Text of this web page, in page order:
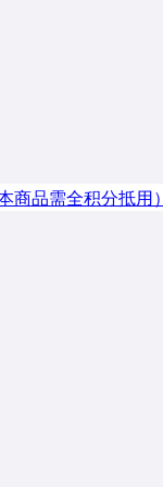
商品需全积分抵用）